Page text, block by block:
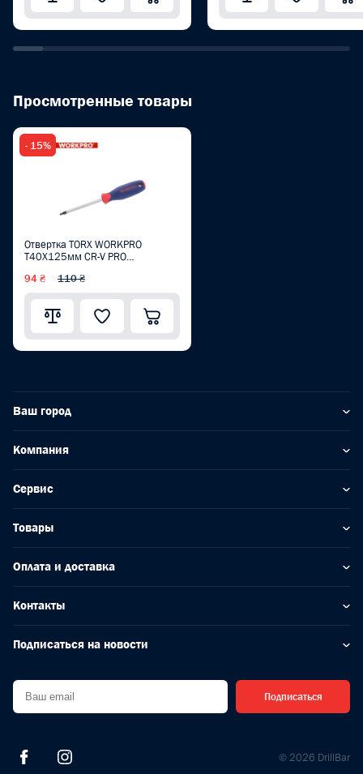
Просмотренные товары
- 15%
Отвертка TORX WORKPRO
T40X125мм CR-V PRO
94 ₴ 110 ₴
Ваш город
Компания
Сервис
Товары
Оплата и доставка
Контакты
Подписаться на новости
Подписаться
© 2026 DrillBar